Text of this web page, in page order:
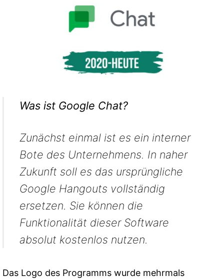
Was ist Google Chat?
Zunächst einmal ist es ein interner
Bote des Unternehmens. In naher
Zukunft soll es das ursprüngliche
Google Hangouts vollständig
ersetzen. Sie können die
Funktionalität dieser Software
absolut kostenlos nutzen.
Das Logo des Programms wurde mehrmals